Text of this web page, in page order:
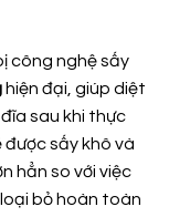
công nghệ sấy
hiện đại, giúp diệt
sau khi thực
sấy khô và
hẳn so với việc
bỏ hoàn toàn